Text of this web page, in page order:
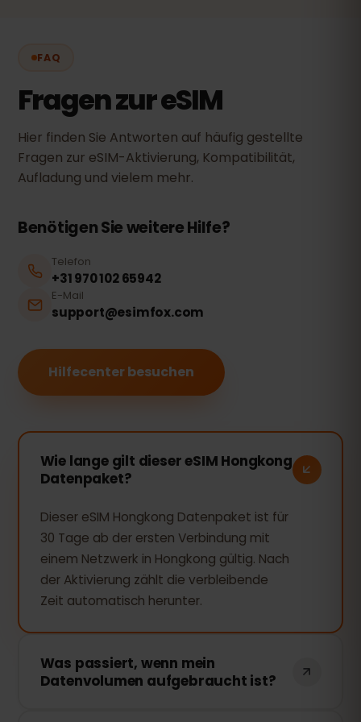
FAQ
Fragen zur eSIM
Hier finden Sie Antworten auf häufig gestellte
Fragen zur eSIM-Aktivierung, Kompatibilität,
Aufladung und vielem mehr.
Benötigen Sie weitere Hilfe?
Telefon
+31 970 102 65942
E-Mail
support@esimfox.com
Hilfecenter besuchen
Wie lange gilt dieser eSIM Hongkong
Datenpaket?
Dieser eSIM Hongkong Datenpaket ist für
30 Tage ab der ersten Verbindung mit
einem Netzwerk in Hongkong gültig. Nach
der Aktivierung zählt die verbleibende
Zeit automatisch herunter.
Was passiert, wenn mein
Datenvolumen aufgebraucht ist?